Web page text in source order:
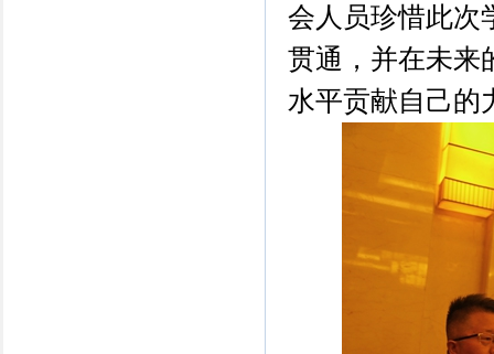
会人员珍惜此次
贯通，并在未来
水平贡献自己的